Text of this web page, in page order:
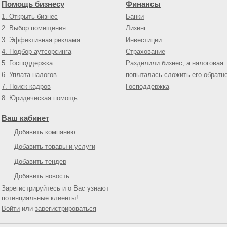
Помощь бизнесу
1. Открыть бизнес
2. Выбор помещения
3. Эффективная реклама
4. Подбор аутсорсинга
5. Господдержка
6. Уплата налогов
7. Поиск кадров
8. Юридическая помощь
Финансы
Банки
Лизинг
Инвестиции
Страхование
Разделили бизнес, а налоговая
попыталась сложить его
Господдержка
Ваш кабинет
Добавить компанию
Добавить товары и услуги
Добавить тендер
Добавить новость
Зарегистрируйтесь и о Вас узнают
потенциальные клиенты!
Войти или зарегистрироваться